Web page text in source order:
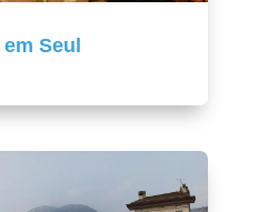
Seul